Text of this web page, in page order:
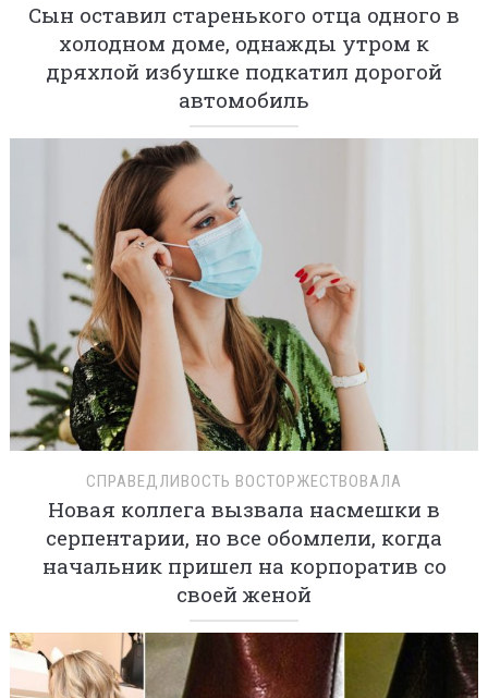
Сын оставил старенького отца одного в
холодном доме, однажды утром к
дряхлой избушке подкатил дорогой
автомобиль
СПРАВЕДЛИВОСТЬ ВОСТОРЖЕСТВОВАЛА
Новая коллега вызвала насмешки в
серпентарии, но все обомлели, когда
начальник пришел на корпоратив со
своей женой